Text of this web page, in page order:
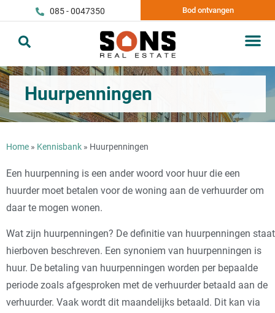
085 - 0047350 Bod ontvangen
Huurpenningen
Home » Kennisbank » Huurpenningen
Een huurpenning is een ander woord voor huur die een
huurder moet betalen voor de woning aan de verhuurder om
daar te mogen wonen.
Wat zijn huurpenningen? De definitie van huurpenningen staat
hierboven beschreven. Een synoniem van huurpenningen is
huur. De betaling van huurpenningen worden per bepaalde
periode zoals afgesproken met de verhuurder betaald aan de
verhuurder. Vaak wordt dit maandelijks betaald. Dit kan via